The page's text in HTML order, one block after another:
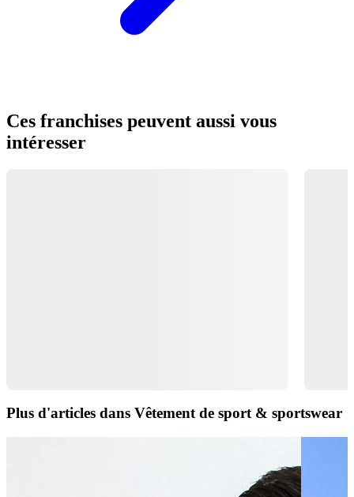
Ces franchises peuvent aussi vous
intéresser
Plus d'articles dans Vêtement de sport & sportswear